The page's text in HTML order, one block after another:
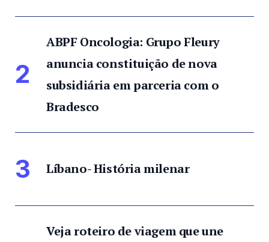
2
ABPF Oncologia: Grupo Fleury
anuncia constituição de nova
subsidiária em parceria com o
Bradesco
3 Líbano- História milenar
Veja roteiro de viagem que une